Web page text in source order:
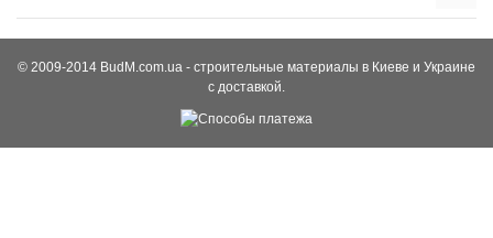
© 2009-2014 BudM.com.ua - строительные материалы в Киеве и Украине
с доставкой.